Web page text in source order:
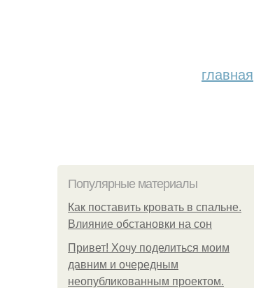
главная
Популярные материалы
Как поставить кровать в спальне.
Влияние обстановки на сон
Привет! Хочу поделиться моим
давним и очередным
неопубликованным проектом.